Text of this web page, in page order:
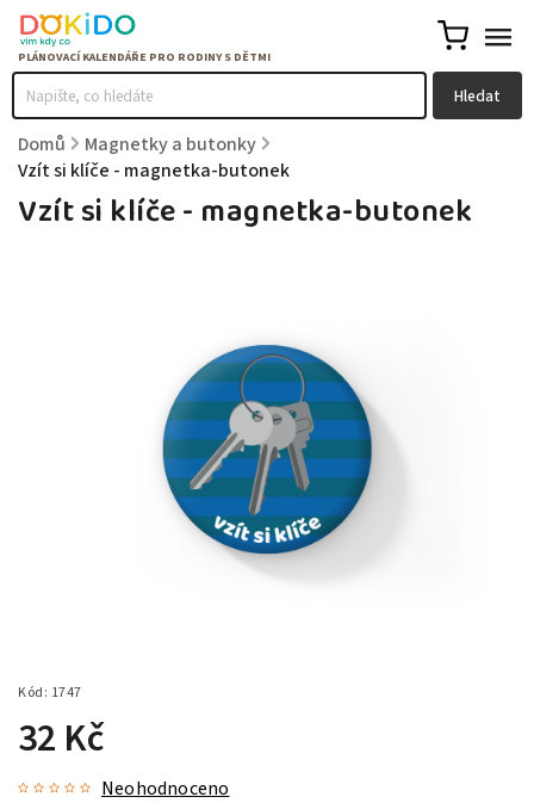
Hledat
Domů / Magnetky a butonky /
Vzít si klíče - magnetka-butonek
Vzít si klíče - magnetka-butonek
Kód: 1747
32 Kč
Neohodnoceno